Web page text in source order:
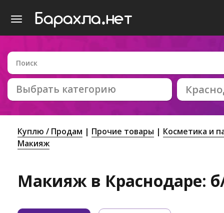
Выбрать категорию
Куплю / Продам Прочие товары
Косметика и
Макияж
Макияж в Краснодаре: